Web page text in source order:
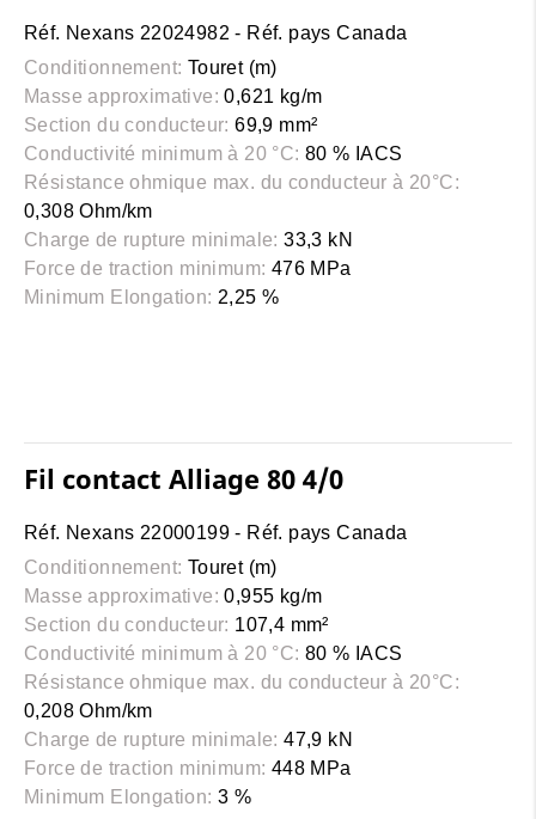
Réf. Nexans 22024982 - Réf. pays Canada
Conditionnement: Touret (m)
Masse approximative: 0,621 kg/m
Section du conducteur: 69,9 mm²
Conductivité minimum à 20 °C: 80 % IACS
Résistance ohmique max. du conducteur à 20°C:
0,308 Ohm/km
Charge de rupture minimale: 33,3 kN
Force de traction minimum: 476 MPa
Minimum Elongation: 2,25 %
Fil contact Alliage 80 4/0
Réf. Nexans 22000199 - Réf. pays Canada
Conditionnement: Touret (m)
Masse approximative: 0,955 kg/m
Section du conducteur: 107,4 mm²
Conductivité minimum à 20 °C: 80 % IACS
Résistance ohmique max. du conducteur à 20°C:
0,208 Ohm/km
Charge de rupture minimale: 47,9 kN
Force de traction minimum: 448 MPa
Minimum Elongation: 3 %